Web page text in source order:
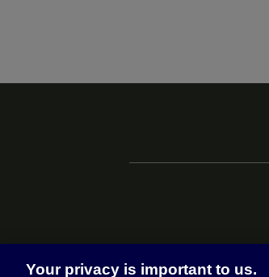
Your privacy is important to us.